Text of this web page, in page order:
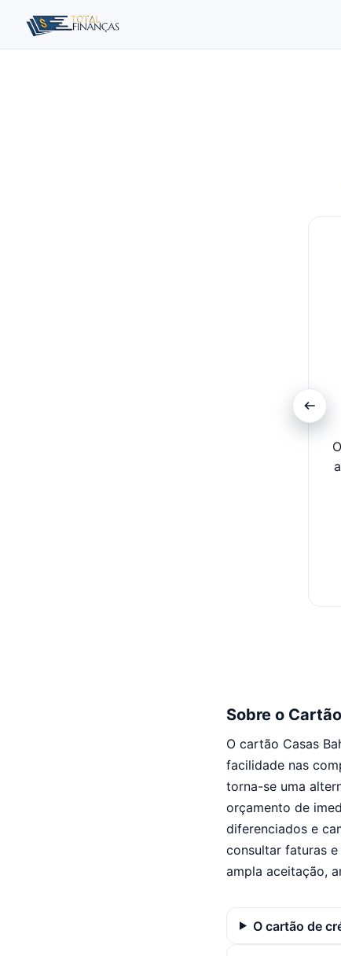
Sobre o
O cartão Casas
facilidade nas
torna-se uma
orçamento de
diferenciados e
consultar faturas
ampla aceitação,
O cartão de